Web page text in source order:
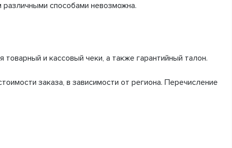
способами невозможна.
и кассовый чеки, а также гарантийный талон.
заказа, в зависимости от региона. Перечисление